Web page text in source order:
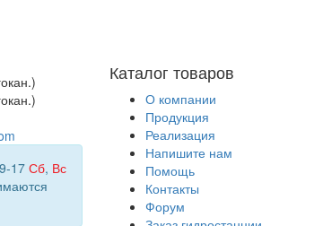
Каталог товаров
О компании
Продукция
Реализация
Напишите нам
Помощь
Контакты
Форум
17 Сб, Вс